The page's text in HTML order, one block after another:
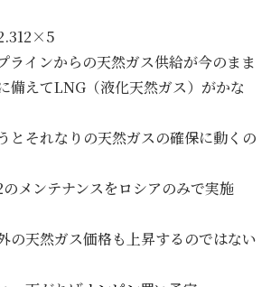
ラインからの天然ガス供給が今のまま
備えてLNG（液化天然ガス）がかな
とそれなりの天然ガスの確保に動くの
のメンテナンスをロシアのみで実施
の天然ガス価格も上昇するのではない